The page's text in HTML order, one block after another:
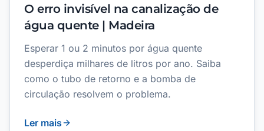
O erro invisível na canalização de
água quente | Madeira
Esperar 1 ou 2 minutos por água quente
desperdiça milhares de litros por ano. Saiba
como o tubo de retorno e a bomba de
circulação resolvem o problema.
Ler mais